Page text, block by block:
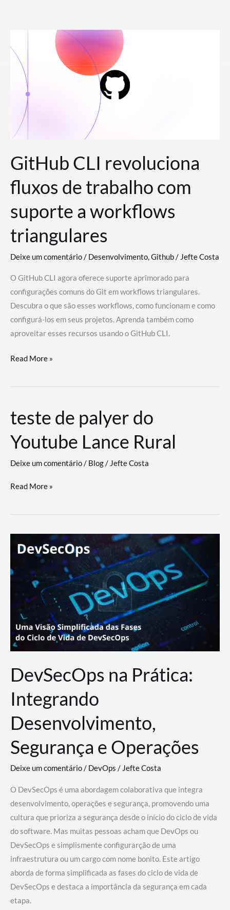
para
conteúdo
GitHub CLI revoluciona
fluxos de trabalho com
suporte a workflows
triangulares
Deixe um comentário/ Desenvolvimento,Github/ Jefte Costa
O GitHub CLI agora oferece suporte aprimorado para
configurações comuns do Git em workflows triangulares.
Descubra o que são esses workflows, como funcionam e como
configurá-los em seus projetos. Aprenda também como
aproveitar esses recursos usando o GitHub CLI.
GitHub
revoluciona
de
trabalho
com
a
workflows
Read More »
teste de palyer do
Youtube Lance Rural
Deixe um comentário/ Blog/ Jefte Costa
teste
palyer
Lance
Rural
Read More »
DevSecOps na Prática:
Integrando
Desenvolvimento,
Segurança e Operações
Deixe um comentário/ DevOps /Jefte Costa
O DevSecOps é uma abordagem colaborativa que integra
desenvolvimento, operações e segurança, promovendo uma
cultura que prioriza a segurança desde o início do ciclo de vida
do software. Mas muitas pessoas acham que DevOps ou
DevSecOps e simplismente configurarção de uma
infraestrutura ou um cargo com nome bonito. Este artigo
aborda de forma simplificada as fases do ciclo de vida de
DevSecOps e destaca a importância da segurança em cada
etapa.